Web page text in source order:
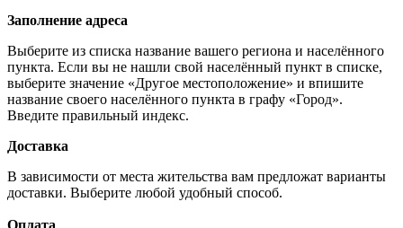
Заполнение адреса
Выберите из списка название вашего региона и населённого
пункта. Если вы не нашли свой населённый пункт в списке,
выберите значение «Другое местоположение» и впишите
название своего населённого пункта в графу «Город».
Введите правильный индекс.
Доставка
В зависимости от места жительства вам предложат варианты
доставки. Выберите любой удобный способ.
Оплата